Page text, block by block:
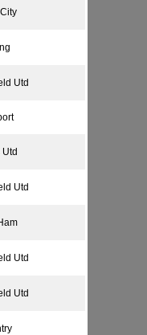
Utd
Utd
Utd
Utd
Utd